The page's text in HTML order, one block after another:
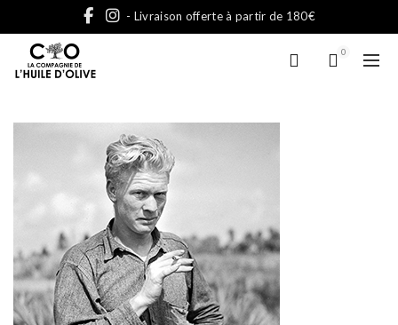
- Livraison offerte à partir de 180€
0